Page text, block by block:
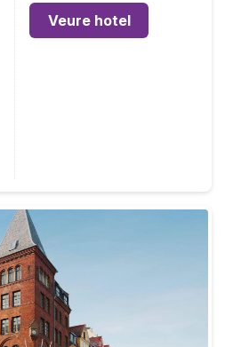
Veure hotel